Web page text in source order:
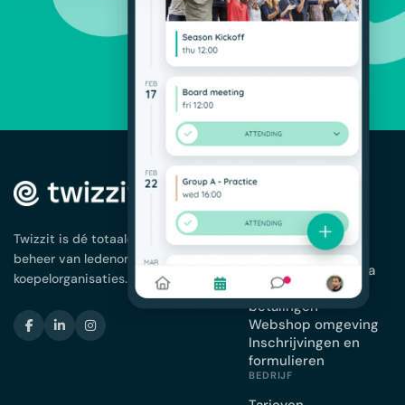
Twizzit is dé totaaloplossing voor het
beheer van ledenorganisaties en
koepelorganisaties.
OPLOSSINGEN
Ledenbeheer
App voor je
vereniging
Planning en agenda
Facturatie en
betalingen
Webshop omgeving
Inschrijvingen en
formulieren
BEDRIJF